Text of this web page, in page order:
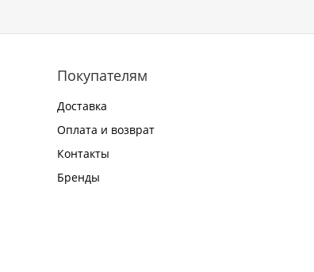
Покупателям
Доставка
Оплата и возврат
Контакты
Бренды